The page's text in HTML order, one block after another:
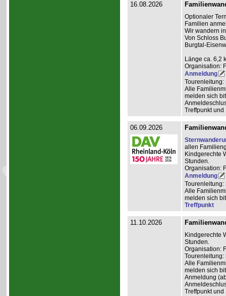
16.08.2026
Optionaler
Familien
Wir wandern
Von Schloss
Burgtal-
Länge ca. 6,2
Organisation:
Anmeldung
Tourenleitung:
Alle
melden sich
Treffpunkt und
06.09.2026
allen
Kindgerechte
Stunden.
Organisation:
Anmeldung
Tourenleitung:
Alle
melden sich
Treffpunkt
11.10.2026
Kindgerechte
Stunden.
Organisation:
Tourenleitung:
Alle
melden sich
Anmeldung
Treffpunkt und